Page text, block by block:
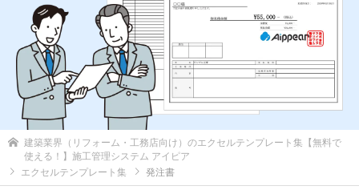
建築業界（リフォーム・工務店向け）のエクセルテンプレート集【無料で
使える！】施工管理システム アイピア
エクセルテンプレート集
発注書